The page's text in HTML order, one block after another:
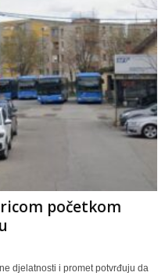
početkom
djelatnosti i promet potvrđuju da